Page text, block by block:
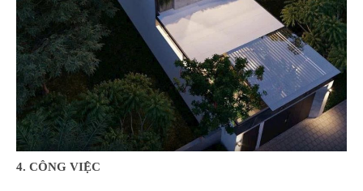
4. CÔNG VIỆC